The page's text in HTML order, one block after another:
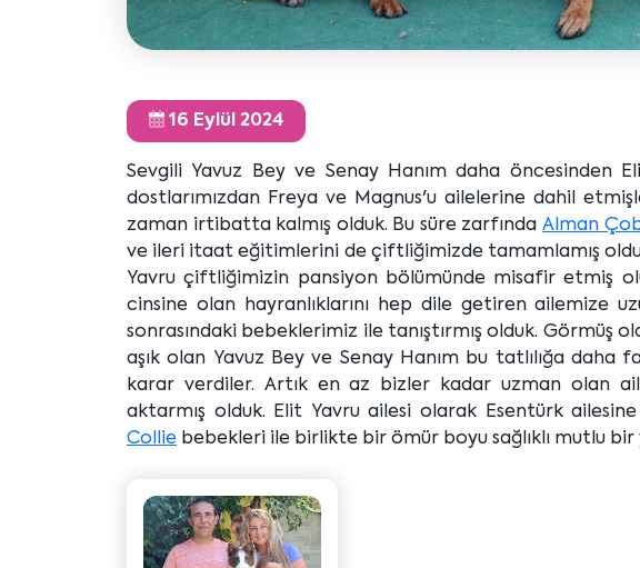
16 Eylül 2024
Sevgili Yavuz Bey ve Senay Hanım daha öncesinden
dostlarımızdan Freya ve Magnus'u ailelerine dahil
zaman irtibatta kalmış olduk. Bu süre zarfında Alman
ve ileri itaat eğitimlerini de çiftliğimizde tamamlamış
Yavru çiftliğimizin pansiyon bölümünde misafir etmiş
cinsine olan hayranlıklarını hep dile getiren ailemize
sonrasındaki bebeklerimiz ile tanıştırmış olduk. Görmüş
aşık olan Yavuz Bey ve Senay Hanım bu tatlılığa daha
karar verdiler. Artık en az bizler kadar uzman olan
aktarmış olduk. Elit Yavru ailesi olarak Esentürk ailesine
Collie bebekleri ile birlikte bir ömür boyu sağlıklı mutlu bir